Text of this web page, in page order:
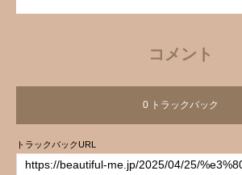
コメント
0 トラックバック
トラックバックURL